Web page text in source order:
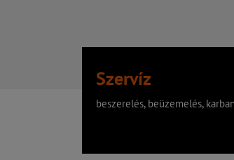
Szervíz
beszerelés, beüzemelés,